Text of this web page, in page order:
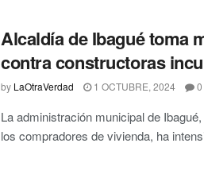
Alcaldía de Ibagué toma
contra constructoras
by LaOtraVerdad 1 OCTUBRE, 2024 0
La administración municipal de
los compradores de vivienda, ha